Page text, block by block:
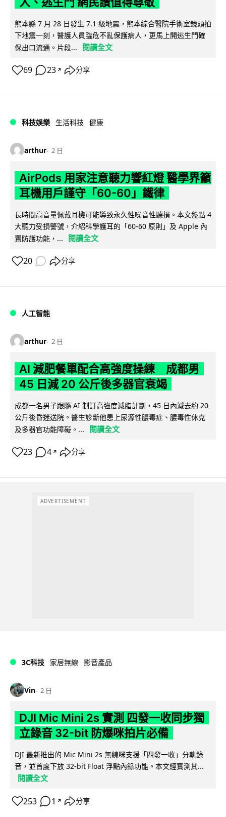
熊本縣 7 月 28 日發生 7.1 級地震，熊本綜合醫院手術室鏡頭拍
下地震一刻，醫護人員臨危不亂保護病人，更馬上開逃生門確
保出口流通。片段...
閱讀全文
69 23 ↗ 分享
科技娛樂 生活科技 健康
arthur 2 日
AirPods 用家注意聽力響紅燈 醫學界籲
耳機用戶謹守「60-60」鐵律
長時間高音量佩戴耳機可能導致永久性噪音性聽損。本文盤點 4
大聽力受損警號，介紹科學護耳的「60-60 原則」及 Apple 內
置防護功能，...
閱讀全文
20 分享
人工智能
arthur 2 日
AI 減肥餐單配合高強度操練 成都男
45 日減 20 公斤後多器官衰竭
成都一名男子跟隨 AI 制訂高強度減脂計劃，45 日內減去約 20
公斤後昏迷送院。醫生診斷他患上尿源性膿毒症、膿毒性休克
及多器官功能障礙。...
閱讀全文
23 4 ↗ 分享
ADVERTISEMENT
3C科技 家居無線 影音產品
Vin 2 日
DJI Mic Mini 2s 實測 四發一收同步獨
立錄音 32-bit 防爆咪拍片必備
DJI 最新推出的 Mic Mini 2s 無線咪支援「四發一收」分軌錄
音，並首度下放 32-bit Float 浮點內錄功能。本文經實測其...
閱讀全文
253 1 ↗ 分享